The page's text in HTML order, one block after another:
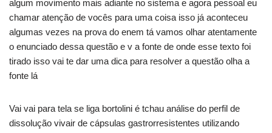
algum movimento mais adiante no sistema e agora pessoal eu
chamar atenção de vocês para uma coisa isso já aconteceu
algumas vezes na prova do enem tá vamos olhar atentamente
o enunciado dessa questão e v a fonte de onde esse texto foi
tirado isso vai te dar uma dica para resolver a questão olha a
fonte lá
Vai vai para tela se liga bortolini é tchau análise do perfil de
dissolução vivair de cápsulas gastrorresistentes utilizando